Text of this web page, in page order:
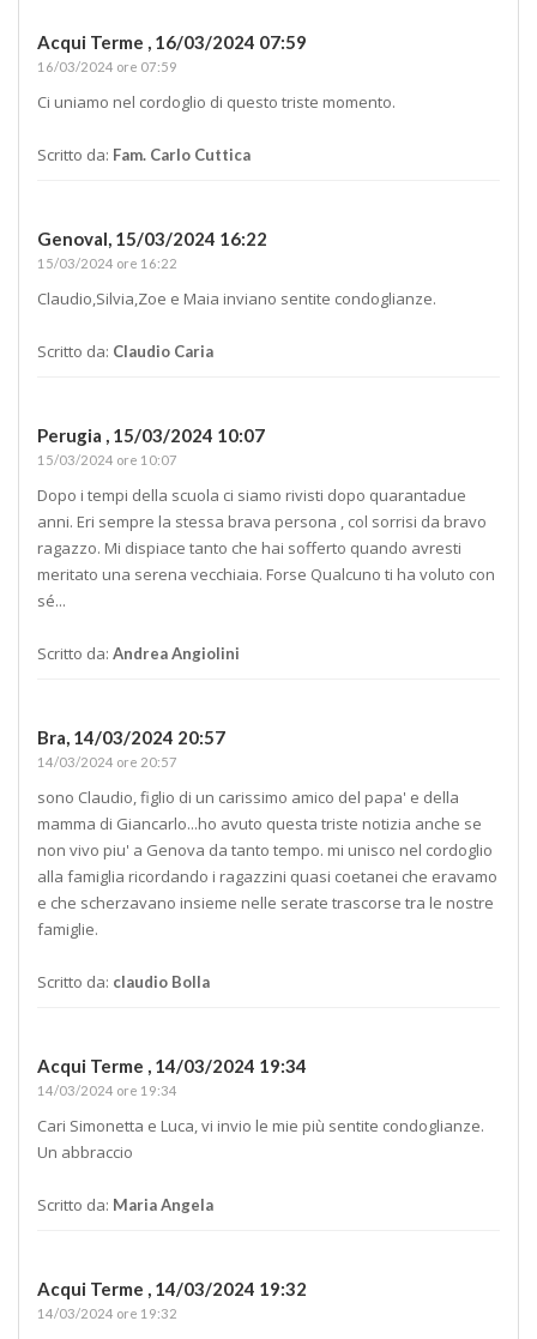
Acqui Terme , 16/03/2024 07:59
16/03/2024 ore 07:59
Ci uniamo nel cordoglio di questo triste momento.
Scritto da: Fam. Carlo Cuttica
Genoval, 15/03/2024 16:22
15/03/2024 ore 16:22
Claudio,Silvia,Zoe e Maia inviano sentite condoglianze.
Scritto da: Claudio Caria
Perugia , 15/03/2024 10:07
15/03/2024 ore 10:07
Dopo i tempi della scuola ci siamo rivisti dopo quarantadue
anni. Eri sempre la stessa brava persona , col sorrisi da bravo
ragazzo. Mi dispiace tanto che hai sofferto quando avresti
meritato una serena vecchiaia. Forse Qualcuno ti ha voluto con
sé...
Scritto da: Andrea Angiolini
Bra, 14/03/2024 20:57
14/03/2024 ore 20:57
sono Claudio, figlio di un carissimo amico del papa' e della
mamma di Giancarlo...ho avuto questa triste notizia anche se
non vivo piu' a Genova da tanto tempo. mi unisco nel cordoglio
alla famiglia ricordando i ragazzini quasi coetanei che eravamo
e che scherzavano insieme nelle serate trascorse tra le nostre
famiglie.
Scritto da: claudio Bolla
Acqui Terme , 14/03/2024 19:34
14/03/2024 ore 19:34
Cari Simonetta e Luca, vi invio le mie più sentite condoglianze.
Un abbraccio
Scritto da: Maria Angela
Acqui Terme , 14/03/2024 19:32
14/03/2024 ore 19:32